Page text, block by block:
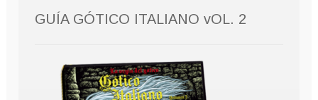
GUÍA GÓTICO ITALIANO vOL. 2